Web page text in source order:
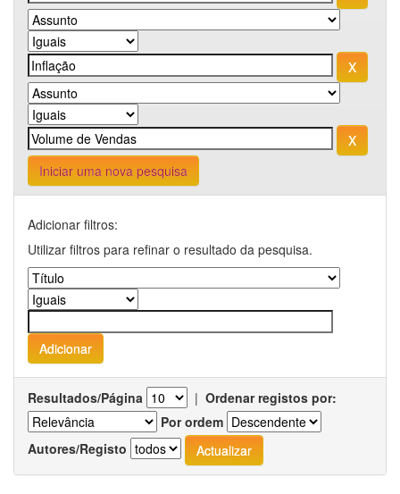
Iniciar uma nova pesquisa
Adicionar filtros:
Utilizar filtros para refinar o resultado da pesquisa.
Resultados/Página | Ordenar registos por:
Por ordem
Autores/Registo